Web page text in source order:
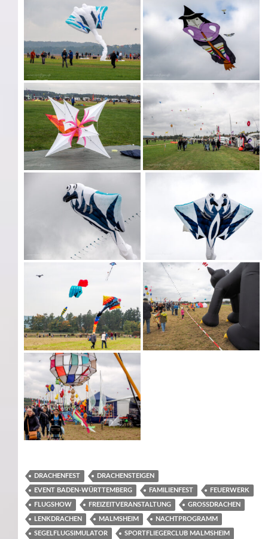
DRACHENFEST DRACHENSTEIGEN
EVENT BADEN-WÜRTTEMBERG FAMILIENFEST FEUERWERK
FLUGSHOW FREIZEITVERANSTALTUNG GROSSDRACHEN
LENKDRACHEN MALMSHEIM NACHTPROGRAMM
SEGELFLUGSIMULATOR SPORTFLIEGERCLUB MALMSHEIM